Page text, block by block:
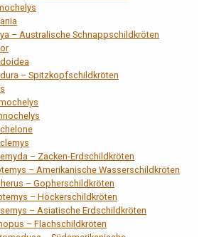
– Australische Schnappschildkröten
– Spitzkopfschildkröten
– Zacken-Erdschildkröten
– Amerikanische Wasserschildkröten
– Gopherschildkröten
– Höckerschildkröten
– Asiatische Erdschildkröten
– Flachschildkröten